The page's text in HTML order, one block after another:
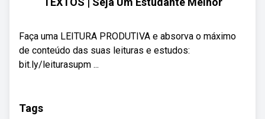
Faça uma LEITURA PRODUTIVA e absorva o máximo
de conteúdo das suas leituras e estudos:
bit.ly/leiturasupm ...
Tags